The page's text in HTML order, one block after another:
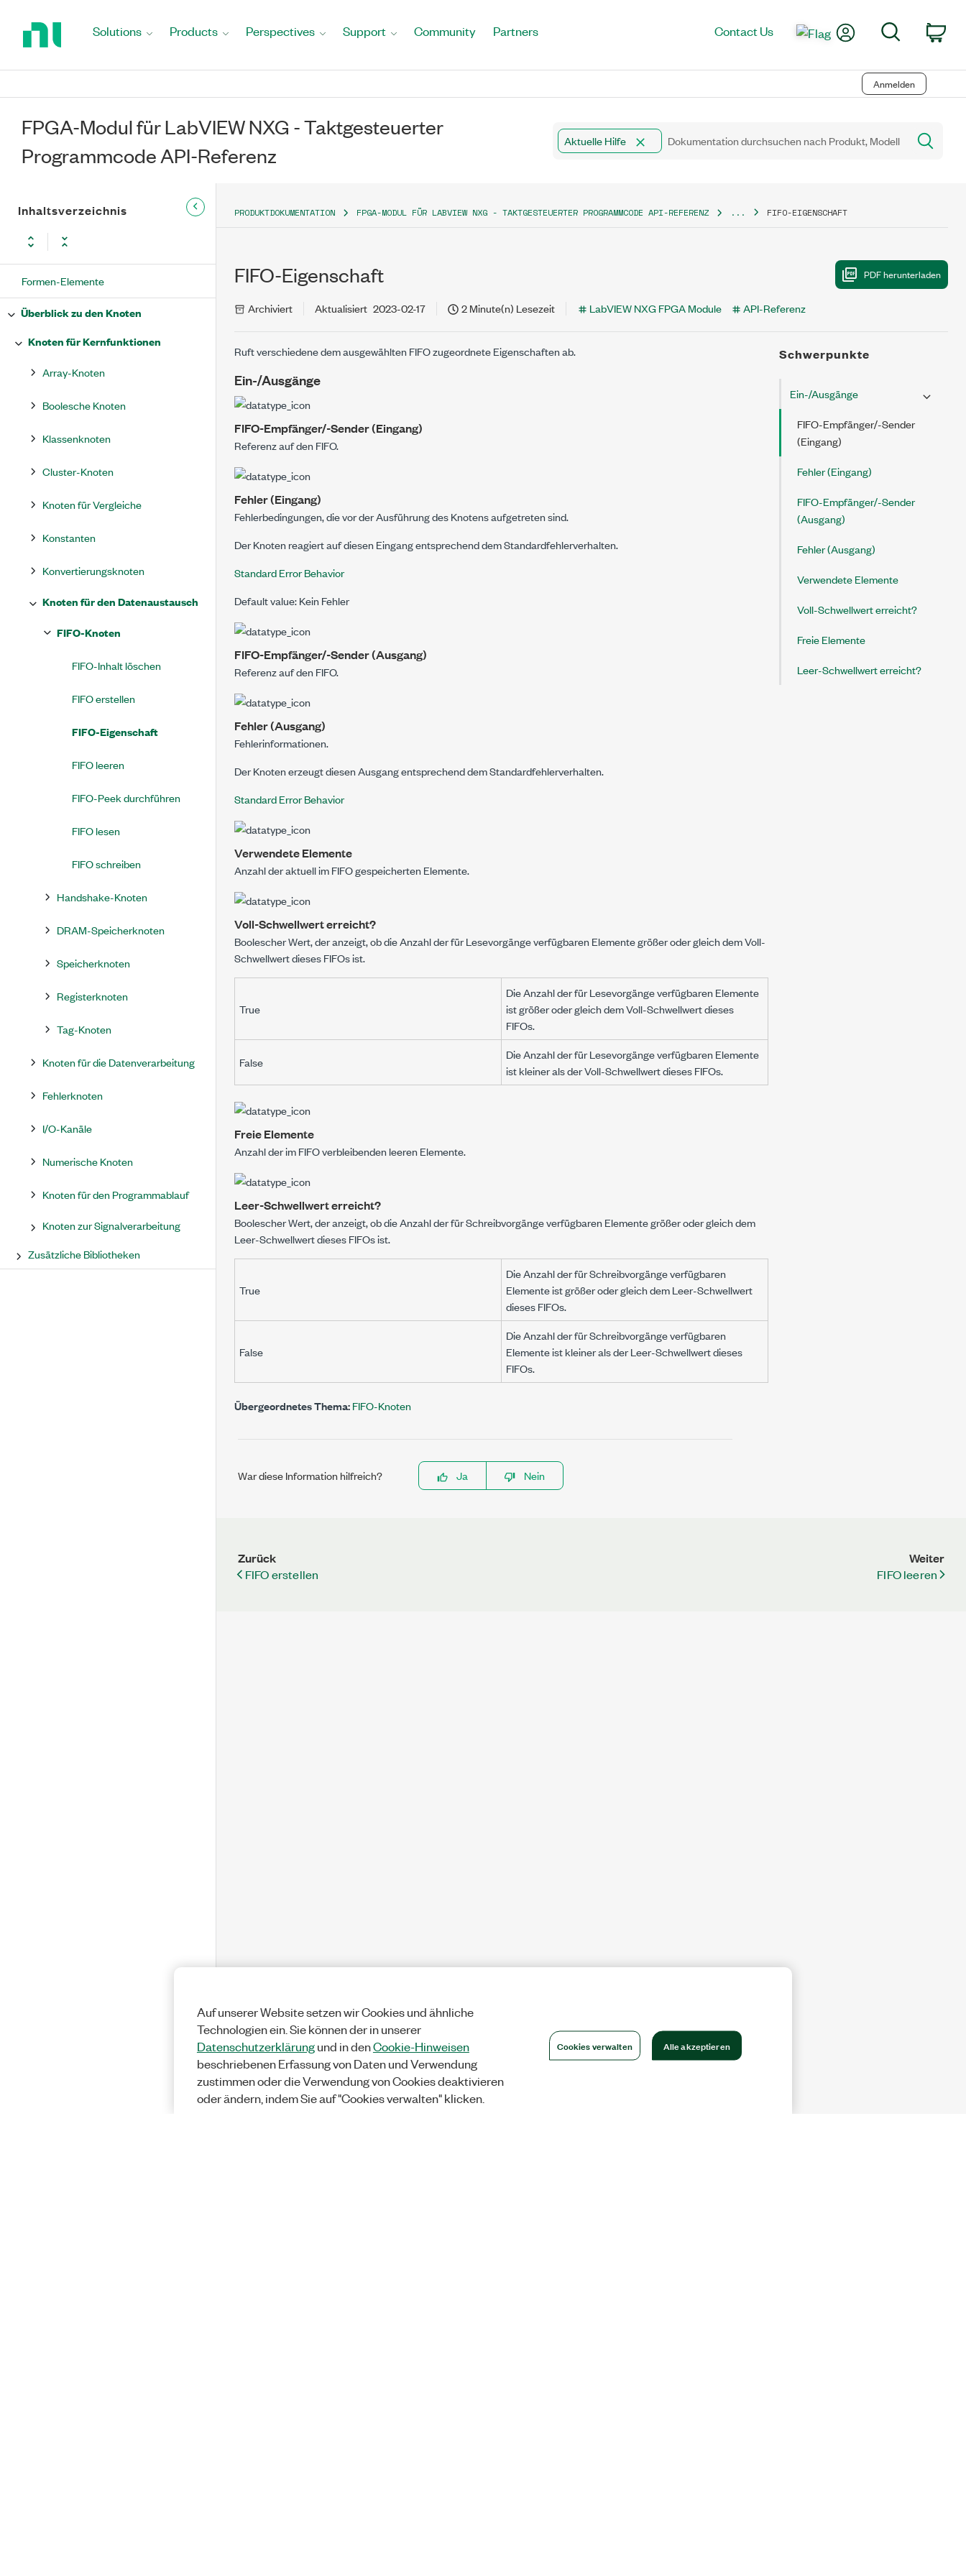
Solutions Products Perspectives Support Community Partners Contact Us My AccountSearch
Anmelden
FPGA-Modul für LabVIEW NXG - Taktgesteuerter
Programmcode API-Referenz
Aktuelle Hilfe
Inhaltsverzeichnis
Formen-Elemente
Überblick zu den Knoten
Knoten für Kernfunktionen
Array-Knoten
Boolesche Knoten
Klassenknoten
Cluster-Knoten
Knoten für Vergleiche
Konstanten
Konvertierungsknoten
Knoten für den Datenaustausch
FIFO-Knoten
FIFO-Inhalt löschen
FIFO erstellen
FIFO-Eigenschaft
FIFO leeren
FIFO-Peek durchführen
FIFO lesen
FIFO schreiben
Handshake-Knoten
DRAM-Speicherknoten
Speicherknoten
Registerknoten
Tag-Knoten
Knoten für die Datenverarbeitung
Fehlerknoten
I/O-Kanäle
Numerische Knoten
Knoten für den Programmablauf
Knoten zur Signalverarbeitung
Zusätzliche Bibliotheken
PRODUKTDOKUMENTATION FPGA-MODUL FÜR LABVIEW NXG - TAKTGESTEUERTER PROGRAMMCODE API-REFERENZ ... FIFO-EIGENSCHAFT
FIFO-Eigenschaft
Archiviert Aktualisiert 2023-02-17 2 Minute(n) Lesezeit LabVIEW NXG FPGA Module API-Referenz
Ruft verschiedene dem ausgewählten FIFO zugeordnete Eigenschaften ab.
Ein-/Ausgänge
FIFO-Empfänger/-Sender (Eingang)
Referenz auf den FIFO.
Fehler (Eingang)
Fehlerbedingungen, die vor der Ausführung des Knotens aufgetreten sind.
Der Knoten reagiert auf diesen Eingang entsprechend dem Standardfehlerverhalten.
Standard Error Behavior
Default value: Kein Fehler
FIFO-Empfänger/-Sender (Ausgang)
Referenz auf den FIFO.
Fehler (Ausgang)
Fehlerinformationen.
Der Knoten erzeugt diesen Ausgang entsprechend dem Standardfehlerverhalten.
Standard Error Behavior
Verwendete Elemente
Anzahl der aktuell im FIFO gespeicherten Elemente.
Voll-Schwellwert erreicht?
Boolescher Wert, der anzeigt, ob die Anzahl der für Lesevorgänge verfügbaren Elemente größer oder gleich dem Voll-
Schwellwert dieses FIFOs ist.
True
Die Anzahl der für Lesevorgänge verfügbaren Elemente
ist größer oder gleich dem Voll-Schwellwert dieses
FIFOs.
False
Die Anzahl der für Lesevorgänge verfügbaren Elemente
ist kleiner als der Voll-Schwellwert dieses FIFOs.
Freie Elemente
Anzahl der im FIFO verbleibenden leeren Elemente.
Leer-Schwellwert erreicht?
Boolescher Wert, der anzeigt, ob die Anzahl der für Schreibvorgänge verfügbaren Elemente größer oder gleich dem
Leer-Schwellwert dieses FIFOs ist.
True
Die Anzahl der für Schreibvorgänge verfügbaren
Elemente ist größer oder gleich dem Leer-Schwellwert
dieses FIFOs.
False
Die Anzahl der für Schreibvorgänge verfügbaren
Elemente ist kleiner als der Leer-Schwellwert dieses
FIFOs.
Übergeordnetes Thema:FIFO-Knoten
Schwerpunkte
Ein-/Ausgänge
FIFO-Empfänger/-Sender
(Eingang)
Fehler (Eingang)
FIFO-Empfänger/-Sender
(Ausgang)
Fehler (Ausgang)
Verwendete Elemente
Voll-Schwellwert erreicht?
Freie Elemente
Leer-Schwellwert erreicht?
War diese Information hilfreich? Ja Nein
Zurück
FIFO erstellen
Weiter
FIFO leeren
Auf unserer Website setzen wir Cookies und ähnliche
Technologien ein. Sie können der in unserer
Datenschutzerklärungund in denCookie-Hinweisen
beschriebenen Erfassung von Daten und Verwendung
zustimmen oder die Verwendung von Cookies deaktivieren
oder ändern, indem Sie auf "Cookies verwalten" klicken.
Cookies verwalten Alle akzeptieren